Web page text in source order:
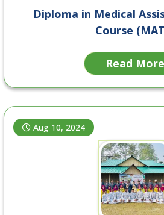
Diploma in Medical
Course
Read More
Aug 10, 2024